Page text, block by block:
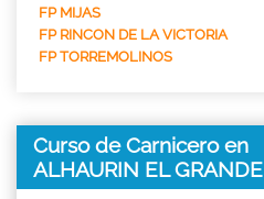
FP MIJAS
FP RINCON DE LA VICTORIA
FP TORREMOLINOS
Curso de Carnicero en
ALHAURIN EL GRANDE